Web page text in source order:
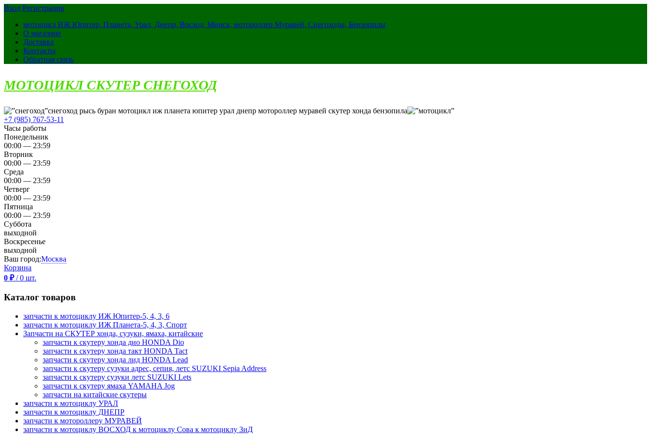
Вход Регистрация
мотоцикл ИЖ Юпитер, Планета, Урал, Днепр, Восход, Минск, мотороллер Муравей, Снегоходы, Бензопилы
О магазине
Доставка
Контакты
Обратная связь
МОТОЦИКЛ СКУТЕР СНЕГОХОД
снегоход рысь буран мотоцикл иж планета юпитер урал днепр мотороллер муравей скутер хонда бензопила
+7 (985) 767-53-11
Часы работы
Понедельник
00:00 — 23:59
Вторник
00:00 — 23:59
Среда
00:00 — 23:59
Четверг
00:00 — 23:59
Пятница
00:00 — 23:59
Суббота
выходной
Воскресенье
выходной
Ваш город:Москва
Корзина
0 ₽ /0 шт.
Каталог товаров
запчасти к мотоциклу ИЖ Юпитер-5, 4, 3, 6
запчасти к мотоциклу ИЖ Планета-5, 4, 3, Спорт
Запчасти на СКУТЕР хонда, сузуки, ямаха, китайские
запчасти к скутеру хонда дио HONDA Dio
запчасти к скутеру хонда такт HONDA Tact
запчасти к скутеру хонда лид HONDA Lead
запчасти к скутеру сузуки адрес, сепия, летс SUZUKI Sepia Address
запчасти к скутеру сузуки летс SUZUKI Lets
запчасти к скутеру ямаха YAMAHA Jog
запчасти на китайские скутеры
запчасти к мотоциклу УРАЛ
запчасти к мотоциклу ДНЕПР
запчасти к мотороллеру МУРАВЕЙ
запчасти к мотоциклу ВОСХОД к мотоциклу Сова к мотоциклу ЗиД